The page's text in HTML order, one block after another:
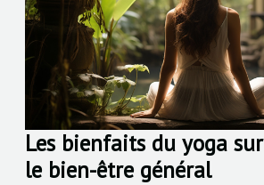
Les bienfaits du yoga
le bien-être général